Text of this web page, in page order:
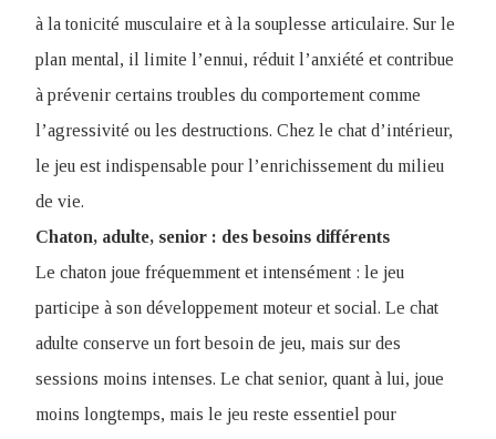
à la tonicité musculaire et à la souplesse articulaire. Sur le
plan mental, il limite l’ennui, réduit l’anxiété et contribue
à prévenir certains troubles du comportement comme
l’agressivité ou les destructions. Chez le chat d’intérieur,
le jeu est indispensable pour l’enrichissement du milieu
de vie.
Chaton, adulte, senior : des besoins différents
Le chaton joue fréquemment et intensément : le jeu
participe à son développement moteur et social. Le chat
adulte conserve un fort besoin de jeu, mais sur des
sessions moins intenses. Le chat senior, quant à lui, joue
moins longtemps, mais le jeu reste essentiel pour